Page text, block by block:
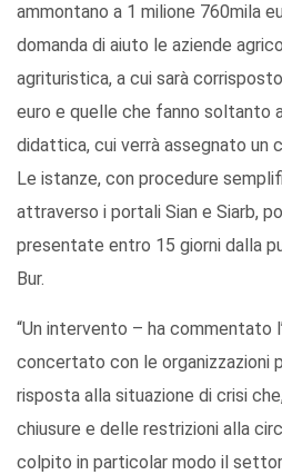
ammontano a 1 milione 760mila
domanda di aiuto le aziende
agrituristica, a cui sarà
euro e quelle che fanno
didattica, cui verrà assegnato un
Le istanze, con procedure
attraverso i portali Sian e Siarb,
presentate entro 15 giorni dalla
Bur.
“Un intervento – ha commentato
concertato con le organizzazioni
risposta alla situazione di crisi
chiusure e delle restrizioni alla
colpito in particolar modo il